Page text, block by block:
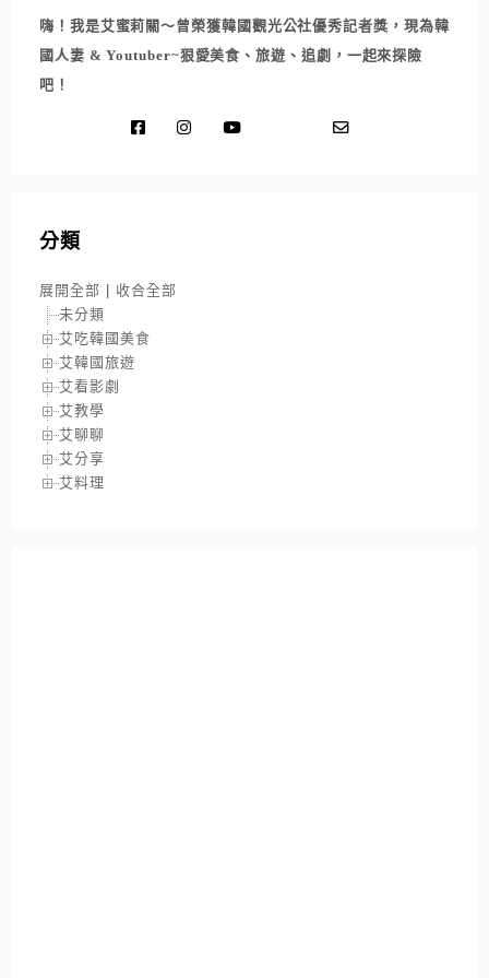
嗨！我是艾蜜莉關～曾榮獲韓國觀光公社優秀記者獎，現為韓
國人妻 & Youtuber~狠愛美食、旅遊、追劇，一起來探險
吧！
分類
展開全部
收合全部
未分類
艾吃韓國美食
艾韓國旅遊
艾看影劇
艾教學
艾聊聊
艾分享
艾料理